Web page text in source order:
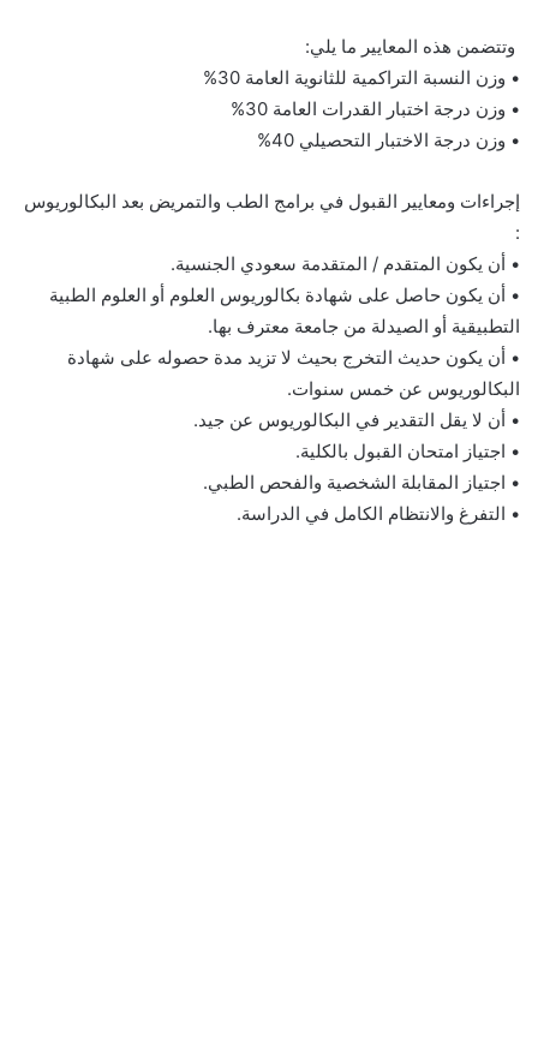
وتتضمن هذه المعايير ما يلي:
• وزن النسبة التراكمية للثانوية العامة 30%
• وزن درجة اختبار القدرات العامة 30%
• وزن درجة الاختبار التحصيلي 40%
إجراءات ومعايير القبول في برامج الطب والتمريض بعد البكالوريوس
:
• أن يكون المتقدم / المتقدمة سعودي الجنسية.
• أن يكون حاصل على شهادة بكالوريوس العلوم أو العلوم الطبية
التطبيقية أو الصيدلة من جامعة معترف بها.
• أن يكون حديث التخرج بحيث لا تزيد مدة حصوله على شهادة
البكالوريوس عن خمس سنوات.
• أن لا يقل التقدير في البكالوريوس عن جيد.
• اجتياز امتحان القبول بالكلية.
• اجتياز المقابلة الشخصية والفحص الطبي.
• التفرغ والانتظام الكامل في الدراسة.